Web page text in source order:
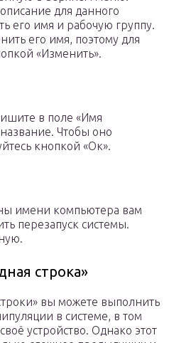
для данного
его имя и рабочую группу.
его имя, поэтому для
«Изменить».
в поле «Имя
Чтобы оно
кнопкой «Ок».
имени компьютера вам
перезапуск системы.
строка»
вы можете выполнить
в системе, в том
устройство. Однако этот